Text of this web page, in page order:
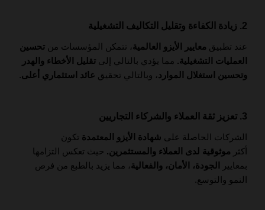
2. زيادة الكفاءة وتقليل التكاليف التشغيلية
عند تطبيق معايير الأيزو العالمية، تتمكن المؤسسات من تحسين
العمليات التشغيلية. مما يؤدي بالتالي إلى تقليل الأخطاء والهدر
وتحسين استغلال الموارد، وبالتالي تحقيق عائد استثماري أعلى.
3. تعزيز ثقة العملاء والشركاء التجاريين
الشركات الحاصلة على شهادة الأيزو المعتمدة تكون
أكثر موثوقية لدى العملاء والمستثمرين. حيث تعكس التزامها
بمعايير
الجودة، الأمان، والفعالية، مما يزيد بالطبع من فرص
النمو والتوسع.